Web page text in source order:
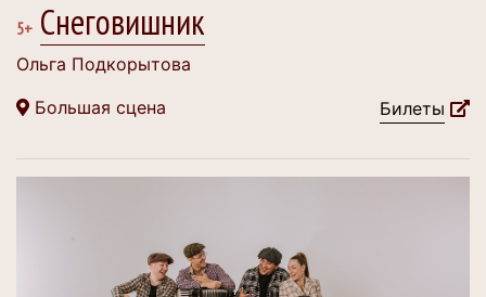
5+ Снеговишник
Ольга Подкорытова
Большая сцена
Билеты